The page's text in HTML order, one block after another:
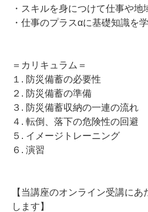
・スキルを身につけて仕事や地
・仕事のプラスαに基礎知識を
＝カリキュラム＝
１. 防災備蓄の必要性
２. 防災備蓄の準備
３. 防災備蓄収納の一連の流れ
４. 転倒、落下の危険性の回避
５. イメージトレーニング
６. 演習
【当講座のオンライン受講に
します】